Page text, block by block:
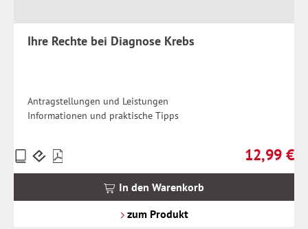
Ihre Rechte bei Diagnose Krebs
Antragstellungen und Leistungen
Informationen und praktische Tipps
Regulärer
12,99 €
Preise
inkl.
In den Warenkorb
zum Produkt